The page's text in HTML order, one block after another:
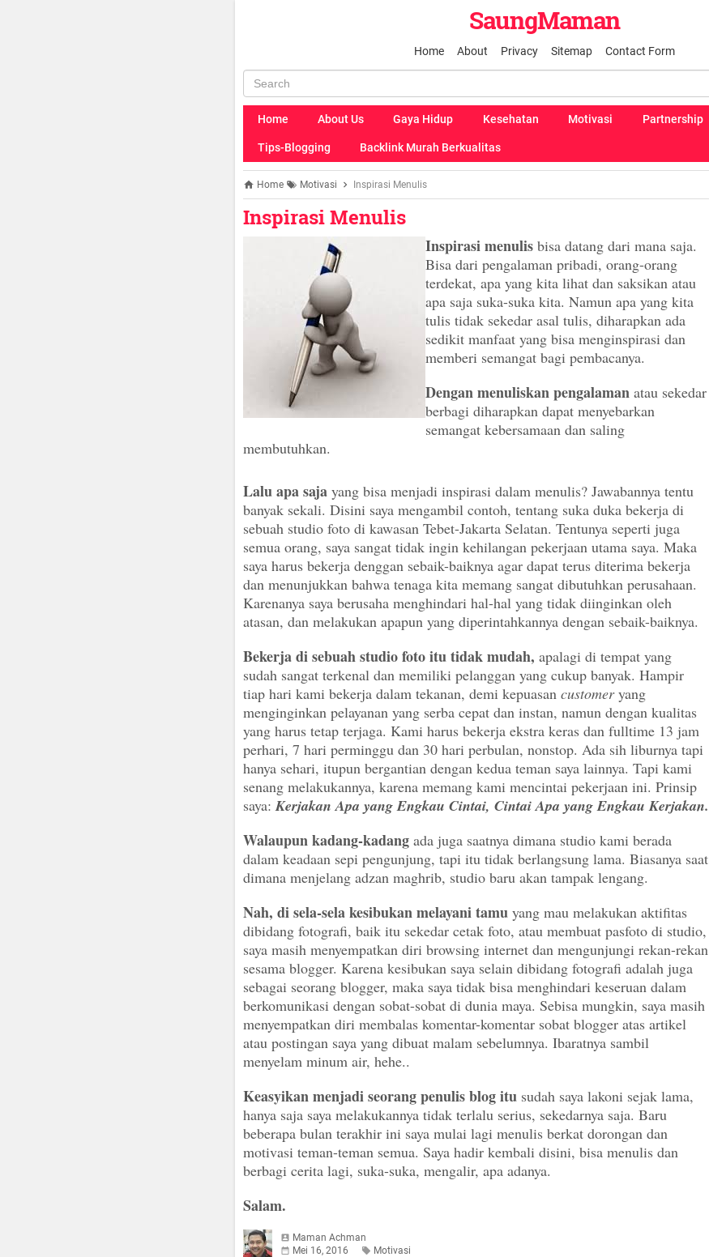
SaungMaman
Home About Privacy Sitemap Contact Form
Home About Us Gaya Hidup Kesehatan Motivasi Partnership
Tips-Blogging Backlink Murah Berkualitas
Home Motivasi Inspirasi Menulis
Inspirasi Menulis
Inspirasi menulisbisa datang dari mana saja.
Bisa dari pengalaman pribadi, orang-orang
terdekat, apa yang kita lihat dan saksikan atau
apa saja suka-suka kita. Namun apa yang kita
tulis tidak sekedar asal tulis, diharapkan ada
sedikit manfaat yang bisa menginspirasi dan
memberi semangat bagi pembacanya.
Dengan menuliskan pengalaman atau sekedar
berbagi diharapkan dapat menyebarkan
semangat kebersamaan dan saling
membutuhkan.
Lalu apa sajayang bisa menjadi inspirasi dalam menulis? Jawabannya tentu
banyak sekali. Disini saya mengambil contoh, tentang suka duka bekerja di
sebuah studio foto di kawasan Tebet-Jakarta Selatan. Tentunya seperti juga
semua orang, saya sangat tidak ingin kehilangan pekerjaan utama saya. Maka
saya harus bekerja denggan sebaik-baiknya agar dapat terus diterima bekerja
dan menunjukkan bahwa tenaga kita memang sangat dibutuhkan perusahaan.
Karenanya saya berusaha menghindari hal-hal yang tidak diinginkan oleh
atasan, dan melakukan apapun yang diperintahkannya dengan sebaik-baiknya.
Bekerja di sebuah studio foto itu tidak mudah, apalagi di tempat yang
sudah sangat terkenal dan memiliki pelanggan yang cukup banyak. Hampir
tiap hari kami bekerja dalam tekanan, demi kepuasan customeryang
menginginkan pelayanan yang serba cepat dan instan, namun dengan kualitas
yang harus tetap terjaga. Kami harus bekerja ekstra keras dan fulltime 13 jam
perhari, 7 hari perminggu dan 30 hari perbulan, nonstop. Ada sih liburnya tapi
hanya sehari, itupun bergantian dengan kedua teman saya lainnya. Tapi kami
senang melakukannya, karena memang kami mencintai pekerjaan ini. Prinsip
saya:Kerjakan Apa yang Engkau Cintai, Cintai Apa yang Engkau Kerjakan.
Walaupun kadang-kadangada juga saatnya dimana studio kami berada
dalam keadaan sepi pengunjung, tapi itu tidak berlangsung lama. Biasanya saat
dimana menjelang adzan maghrib, studio baru akan tampak lengang.
Nah, di sela-sela kesibukan melayani tamuyang mau melakukan aktifitas
dibidang fotografi, baik itu sekedar cetak foto, atau membuat pasfoto di studio,
saya masih menyempatkan diri browsing internet dan mengunjungi rekan-rekan
sesama blogger. Karena kesibukan saya selain dibidang fotografi adalah juga
sebagai seorang blogger, maka saya tidak bisa menghindari keseruan dalam
berkomunikasi dengan sobat-sobat di dunia maya. Sebisa mungkin, saya masih
menyempatkan diri membalas komentar-komentar sobat blogger atas artikel
atau postingan saya yang dibuat malam sebelumnya. Ibaratnya sambil
menyelam minum air, hehe..
Keasyikan menjadi seorang penulis blog itusudah saya lakoni sejak lama,
hanya saja saya melakukannya tidak terlalu serius, sekedarnya saja. Baru
beberapa bulan terakhir ini saya mulai lagi menulis berkat dorongan dan
motivasi teman-teman semua. Saya hadir kembali disini, bisa menulis dan
berbagi cerita lagi, suka-suka, mengalir, apa adanya.
Salam.
Maman Achman
Mei 16, 2016
Motivasi